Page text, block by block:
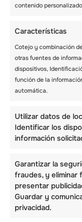
contenido
Características
Cotejo y combinación
otras fuentes de
dispositivos,
función de la
automática.
Utilizar datos de
Identificar los
información
Garantizar la
fraudes, y eliminar
presentar
Guardar y
privacidad.
Las chaquetas
las chaquetas
presentan
Aunque el
menos
acolchado
desaparecen
sintético
un paquete más
tarea ardua.
La
factores críticos
de elegir una
de una
membrana